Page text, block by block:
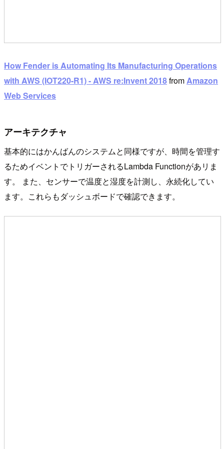
How Fender is Automating Its Manufacturing Operations
with AWS (IOT220-R1) - AWS re:Invent 2018fromAmazon
Web Services
アーキテクチャ
基本的にはかんばんのシステムと同様ですが、時間を管理す
るためイベントでトリガーされるLambda Functionがあリま
す。 また、センサーで温度と湿度を計測し、永続化してい
ます。これらもダッシュボードで確認できます。